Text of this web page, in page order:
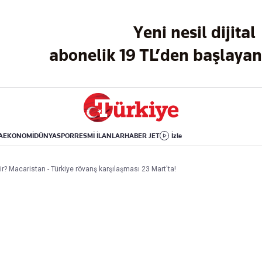
Yeni nesil dijital
abonelik 19 TL’den
EKONOMİDÜNYASPORRESMİ İLANLARHABER JET İzle
Amerika
İsrail-Gazze
Yemek
Aktüel
Sinema
Kitap
Macaristan - Türkiye rövanş karşılaşması 23 Mart'ta!